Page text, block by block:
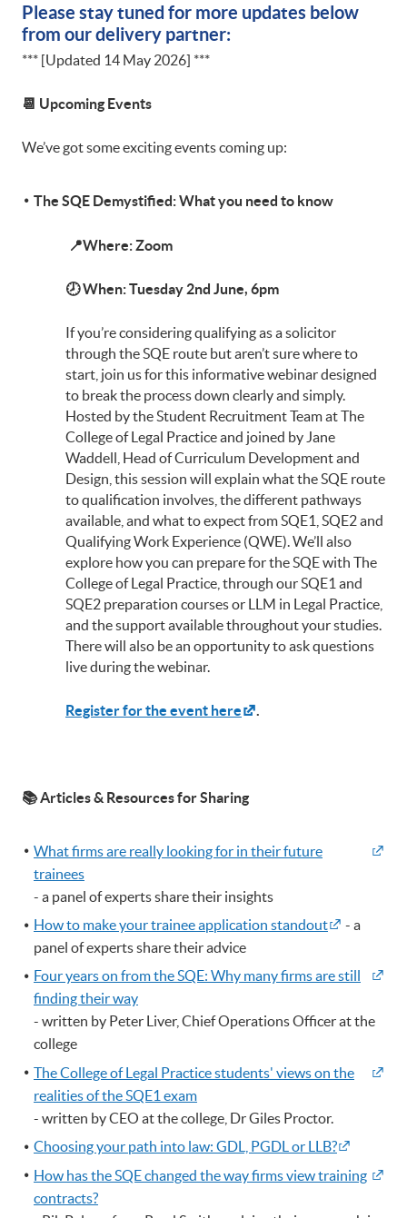
Please stay tuned for more updates below
from our delivery partner:
*** [Updated 14 May 2026] ***
📆 Upcoming Events
We’ve got some exciting events coming up:
The SQE Demystified: What you need to know
📍Where: Zoom
🕗When: Tuesday 2nd June, 6pm
If you’re considering qualifying as a solicitor
through the SQE route but aren’t sure where to
start, join us for this informative webinar designed
to break the process down clearly and simply.
Hosted by the Student Recruitment Team at The
College of Legal Practice and joined by Jane
Waddell, Head of Curriculum Development and
Design, this session will explain what the SQE route
to qualification involves, the different pathways
available, and what to expect from SQE1, SQE2 and
Qualifying Work Experience (QWE). We’ll also
explore how you can prepare for the SQE with The
College of Legal Practice, through our SQE1 and
SQE2 preparation courses or LLM in Legal Practice,
and the support available throughout your studies.
There will also be an opportunity to ask questions
live during the webinar.
Register for the event here
📚Articles & Resources for Sharing
What firms are really looking for in their future
trainees
- a panel of experts share their insights
How to make your trainee application standout
- a
panel of experts share their advice
Four years on from the SQE: Why many firms are still
finding their way
- written by Peter Liver, Chief Operations Officer at the
college
The College of Legal Practice students' views on the
realities of the SQE1 exam
- written by CEO at the college, Dr Giles Proctor.
Choosing your path into law: GDL, PGDL or LLB?
How has the SQE changed the way firms view training
contracts?